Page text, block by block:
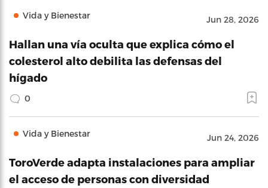
Vida y Bienestar Jun 28, 2026
Hallan una vía oculta que explica cómo el
colesterol alto debilita las defensas del
hígado
0
Vida y Bienestar Jun 24, 2026
ToroVerde adapta instalaciones para ampliar
el acceso de personas con diversidad